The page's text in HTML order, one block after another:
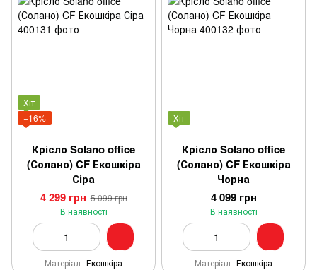
Хіт
−16%
Крісло Solano office
(Солано) CF Екошкіра
Сіра
4 299 грн 5 099 грн
В наявності
Матеріал Екошкіра
Хіт
Крісло Solano office
(Солано) CF Екошкіра
Чорна
4 099 грн
В наявності
Матеріал Екошкіра